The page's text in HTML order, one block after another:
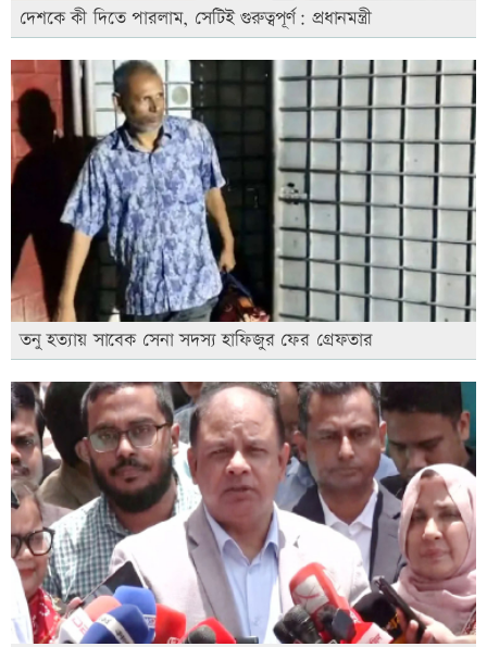
দেশকে কী দিতে পারলাম, সেটিই গুরুত্বপূর্ণ: প্রধানমন্ত্রী
তনু হত্যায় সাবেক সেনা সদস্য হাফিজুর ফের গ্রেফতার